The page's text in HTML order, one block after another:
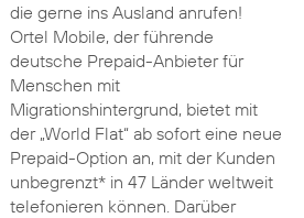
die gerne ins Ausland anrufen!
Ortel Mobile, der führende
deutsche Prepaid-Anbieter für
Menschen mit
Migrationshintergrund, bietet mit
der „World Flat“ ab sofort eine neue
Prepaid-Option an, mit der Kunden
unbegrenzt* in 47 Länder weltweit
telefonieren können. Darüber